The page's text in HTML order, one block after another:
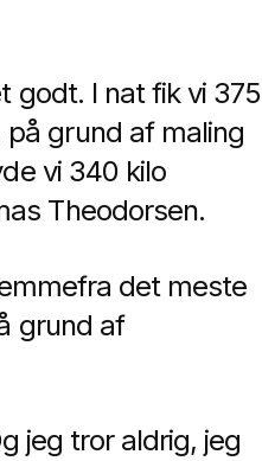
godt. I nat fik vi 375
grund af maling
vi 340 kilo
Theodorsen.
det meste
grund af
jeg tror aldrig, jeg